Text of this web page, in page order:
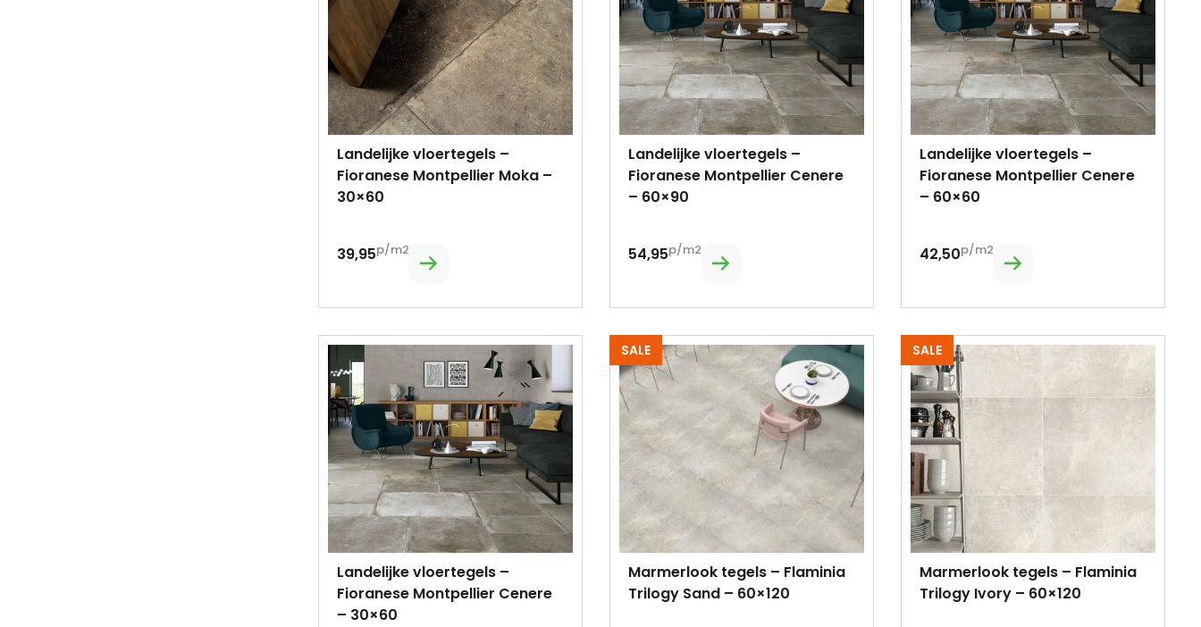
Landelijke vloertegels –
Fioranese Montpellier Moka –
30×60
39,95p/m2
Landelijke vloertegels –
Fioranese Montpellier Cenere
– 60×90
54,95p/m2
Landelijke vloertegels –
Fioranese Montpellier Cenere
– 60×60
42,50p/m2
Landelijke vloertegels –
Fioranese Montpellier Cenere
– 30×60
SALE
Marmerlook tegels – Flaminia
Trilogy Sand – 60×120
SALE
Marmerlook tegels – Flaminia
Trilogy Ivory – 60×120